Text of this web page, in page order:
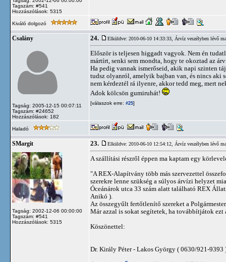
Tagszám: #541
Hozzászólások: 5315
Kiváló dolgozó
Csalány
Tagság: 2005-12-15 00:07:11
Tagszám: #24652
Hozzászólások: 182
24. Elküldve: 2010-06-10 14:33:33, Árvíz veszélyben lévő
Először is teljesen higgadt vagyok. Nem én
mártírt, senki sem mondta, hogy te okoztad az
Ha pedig vannak ismerőseid, akik napi szinten
tudsz olyanról, amelyik bajban van, és nincs aki
nem kérdeztél rá ilyenre, akkor tedd meg, mert
Adok kölcsön gumiruhát!
[válaszok erre: #25]
Haladó
SMargit
Tagság: 2002-12-06 00:00:00
Tagszám: #541
Hozzászólások: 5315
23. Elküldve: 2010-06-10 12:54:12, Árvíz veszélyben lévő
A szállítási részről éppen ma kaptam egy
"A REX-Alapítvány több más szervezettel
szerekre lenne szükség a súlyos árvízi helyzet
Óceánárok utca 33 szám alatt található REX
Anikó ).
Az összegyűlt fertőtlenítő szereket a
Már azzal is sokat segítetek, ha továbbítjátok ezt
Köszönettel:
Dr. Király Péter - Lakos György ( 0630/921-9393